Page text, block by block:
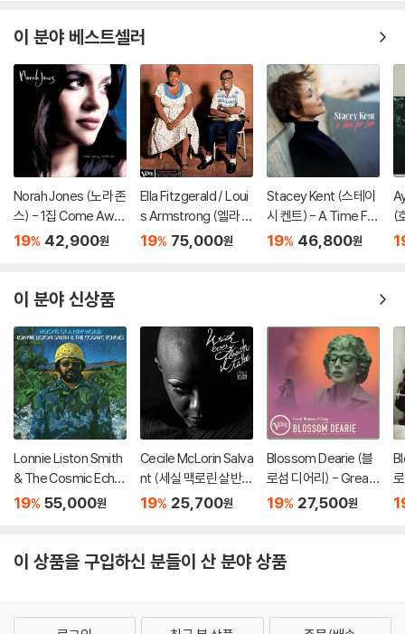
이 분야 베스트셀러
Norah Jones (노라 존
스) - 1집 Come Awa
y With Me (20th Ann
19% 42,900원
Ella Fitzgerald / Loui
s Armstrong (엘라 피
츠제랄드, 루이 암스트
19% 75,000원
Stacey Kent (스테이
시 켄트) - A Time For
Love [LP]
19% 46,800원
(
r.
이 분야 신상품
Lonnie Liston Smith
& The Cosmic Echo
es (로니 리스턴 스미
w World [LP]
19% 55,000원
Cecile McLorin Salva
nt (세실 맥로린 살반
트) - With Every Bre
19% 25,700원
Blossom Dearie (블
로섬 디어리) - Great
Women Of Song
19% 27,500원
이 상품을 구입하신 분들이 산 분야 상품